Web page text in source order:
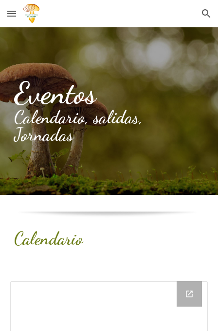
Skip to main content Skip to navigation
Eventos
Calendario, salidas,
Jornadas
Calendario